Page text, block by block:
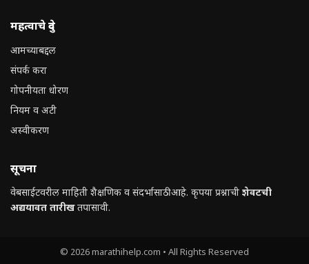
महत्वाचे दुवे
आमच्याबद्दल
संपर्क करा
गोपनीयता धोरण
नियम व अटी
अस्वीकरण
सूचना
वेबसाईटवरील माहिती शैक्षणिक व संदर्भासाठी आहे. कृपया प्रश्नाची शेवटची
अद्ययावत तारीखतपासावी.
© 2026 marathihelp.com • All Rights Reserved